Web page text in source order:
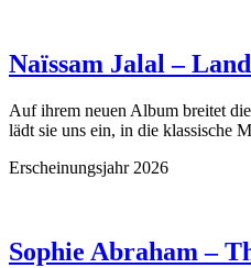
Naïssam Jalal –
Auf ihrem neuen Album breitet
lädt sie uns ein, in die klassische
Erscheinungsjahr 2026
Sophie Abraham –